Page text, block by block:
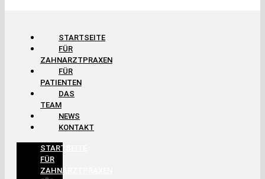
STARTSEITE
FÜR
ZAHNARZTPRAXEN
FÜR
PATIENTEN
DAS
TEAM
NEWS
KONTAKT
STARTSEITE
FÜR
ZAHNARZTPRAXEN